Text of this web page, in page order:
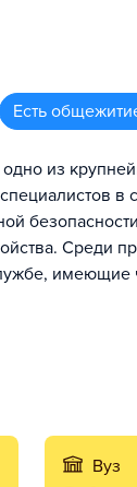
Есть
из
Среди
имеющие
Вуз